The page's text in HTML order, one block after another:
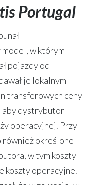
Portugal
w którym
pojazdy od
je lokalnym
transferowych ceny
aby dystrybutor
operacyjnej. Przy
również określone
w tym koszty
koszty operacyjne.